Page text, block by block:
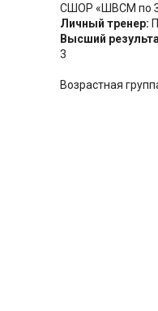
CШОР «ШВСМ по
Личный тренер:
Высший
3
Возрастная